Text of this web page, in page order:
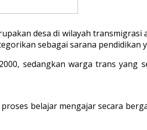
desa di wilayah transmigrasi
sebagai sarana pendidikan
sedangkan warga trans yang
belajar mengajar secara